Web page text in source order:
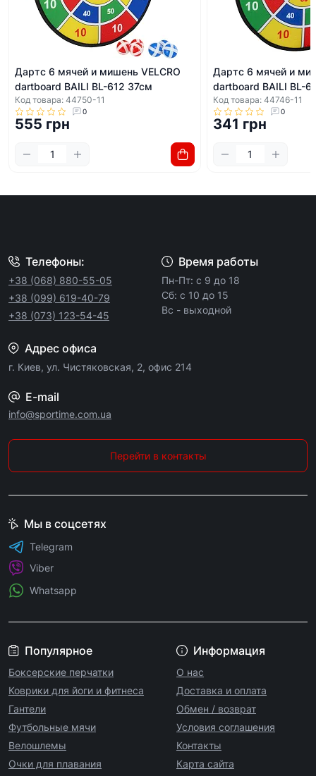
Дартс 6 мячей и мишень VELCRO
dartboard BAILI BL-612 37cм
Код товара: 44750-11
0
555 грн
Дартс 6 мячей и
dartboard BAILI BL-
Код товара: 44746-11
0
341 грн
Телефоны:
+38 (068) 880-55-05
+38 (099) 619-40-79
+38 (073) 123-54-45
Время работы
Пн-Пт: с 9 до 18
Сб: с 10 до 15
Вс - выходной
Адрес офиса
г. Киев, ул. Чистяковская, 2, офис 214
E-mail
info@sportime.com.ua
Перейти в контакты
Популярное
Боксерские перчатки
Коврики для йоги и фитнеса
Гантели
Футбольные мячи
Велошлемы
Очки для плавания
Информация
О нас
Доставка и оплата
Обмен / возврат
Условия соглашения
Контакты
Карта сайта
Мы в соцсетях
Telegram
Viber
Whatsapp